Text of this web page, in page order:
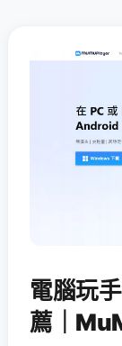
電腦玩
薦｜